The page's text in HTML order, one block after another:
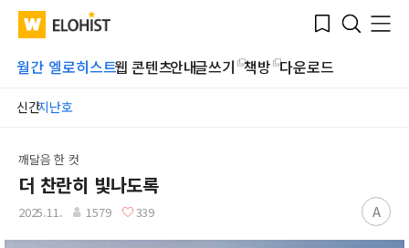
WATV Elohist-
Home
Bookmark
Search
Menu
월간 엘로히스트웹 콘텐츠안내글쓰기 책방 다운로드
신간지난호
Submit
깨달음 한 컷
더 찬란히 빛나도록
2025.11. 1579 339 A